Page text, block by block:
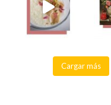
Cargar más